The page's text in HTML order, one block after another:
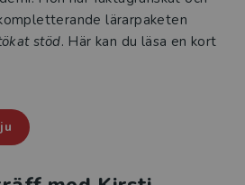
lärarpaketen
stöd. Här kan du läsa en kort